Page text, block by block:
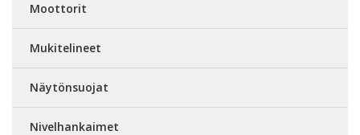
Moottorit
Mukitelineet
Näytönsuojat
Nivelhankaimet